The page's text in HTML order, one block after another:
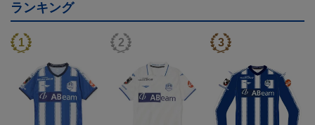
ランキング